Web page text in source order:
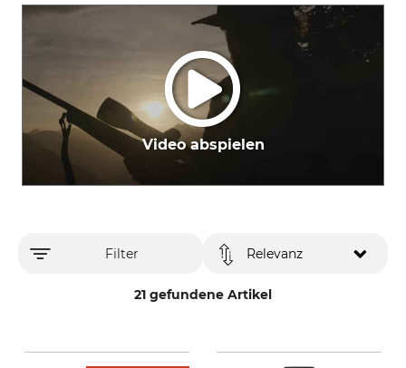
Video abspielen
Filter
21 gefundene Artikel
Relevanz